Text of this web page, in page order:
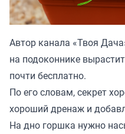
Автор канала «Твоя Дача
на подоконнике
почти бесплатно.
По его словам, секрет
хороший дренаж и
На дно горшка нужно